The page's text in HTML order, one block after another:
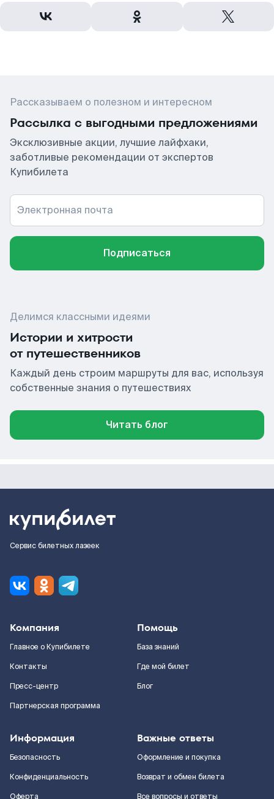
Рассказываем о полезном и интересном
Рассылка с выгодными предложениями
Эксклюзивные акции, лучшие лайфхаки,
заботливые рекомендации от экспертов
Купибилета
Электронная почта
Подписаться
Делимся классными идеями
Истории и хитрости
от путешественников
Каждый день строим маршруты для вас, используя
собственные знания о путешествиях
Читать блог
Сервис билетных лазеек
Компания
Главное о Купибилете
Контакты
Пресс-центр
Партнерская программа
Помощь
База знаний
Где мой билет
Блог
Информация
Безопасность
Конфиденциальность
Оферта
Важные ответы
Оформление и покупка
Возврат и обмен билета
Все вопросы и ответы